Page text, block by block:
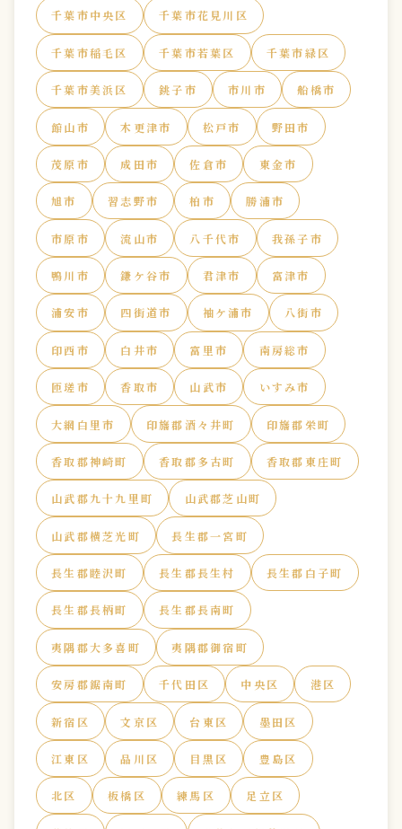
千葉市中央区 千葉市花見川区
千葉市稲毛区 千葉市若葉区 千葉市緑区
千葉市美浜区 銚子市 市川市 船橋市
館山市 木更津市 松戸市 野田市
茂原市 成田市 佐倉市 東金市
旭市 習志野市 柏市 勝浦市
市原市 流山市 八千代市 我孫子市
鴨川市 鎌ケ谷市 君津市 富津市
浦安市 四街道市 袖ケ浦市 八街市
印西市 白井市 富里市 南房総市
匝瑳市 香取市 山武市 いすみ市
大網白里市 印旛郡酒々井町 印旛郡栄町
香取郡神崎町 香取郡多古町 香取郡東庄町
山武郡九十九里町 山武郡芝山町
山武郡横芝光町 長生郡一宮町
長生郡睦沢町 長生郡長生村 長生郡白子町
長生郡長柄町 長生郡長南町
夷隅郡大多喜町 夷隅郡御宿町
安房郡鋸南町 千代田区 中央区 港区
新宿区 文京区 台東区 墨田区
江東区 品川区 目黒区 豊島区
北区 板橋区 練馬区 足立区